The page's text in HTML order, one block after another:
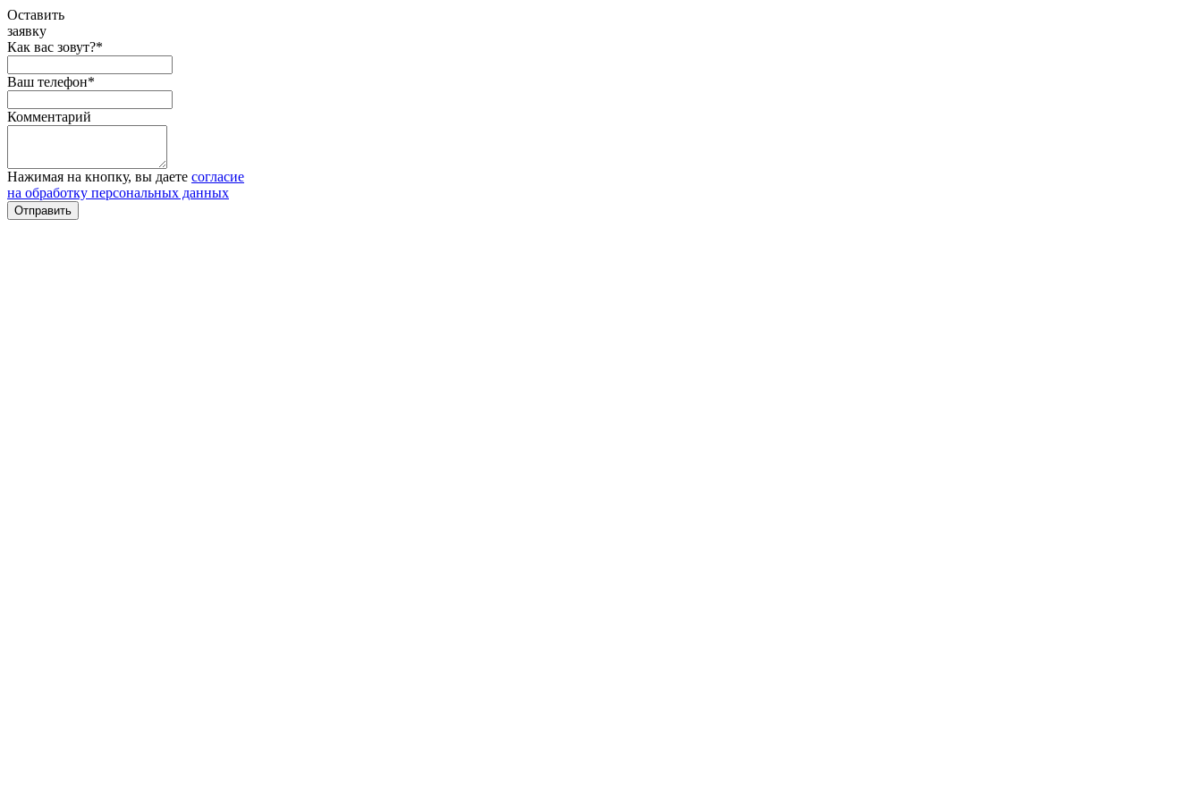
Оставить
заявку
Как вас зовут?*
Ваш телефон*
Комментарий
Нажимая на кнопку, вы даете согласие
на обработку персональных данных
Отправить